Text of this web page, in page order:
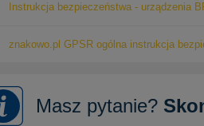
Instrukcja bezpieczeństwa - urządzenia
znakowo.pl GPSR ogólna instrukcja
Masz pytanie?